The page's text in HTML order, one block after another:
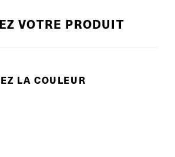
VOTRE PRODUIT
LA COULEUR